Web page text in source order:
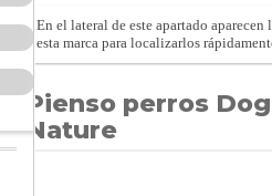
En el lateral de este apartado
esta marca para localizarlos
Pienso perros
Nature